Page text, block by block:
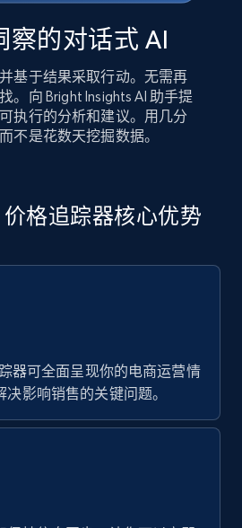
察的对话式 AI
基于结果采取行动。无需再
。向 Bright Insights AI 助手提
执行的分析和建议。用几分
不是花数天挖掘数据。
格追踪器核心优势
器可全面呈现你的电商运营情
影响销售的关键问题。